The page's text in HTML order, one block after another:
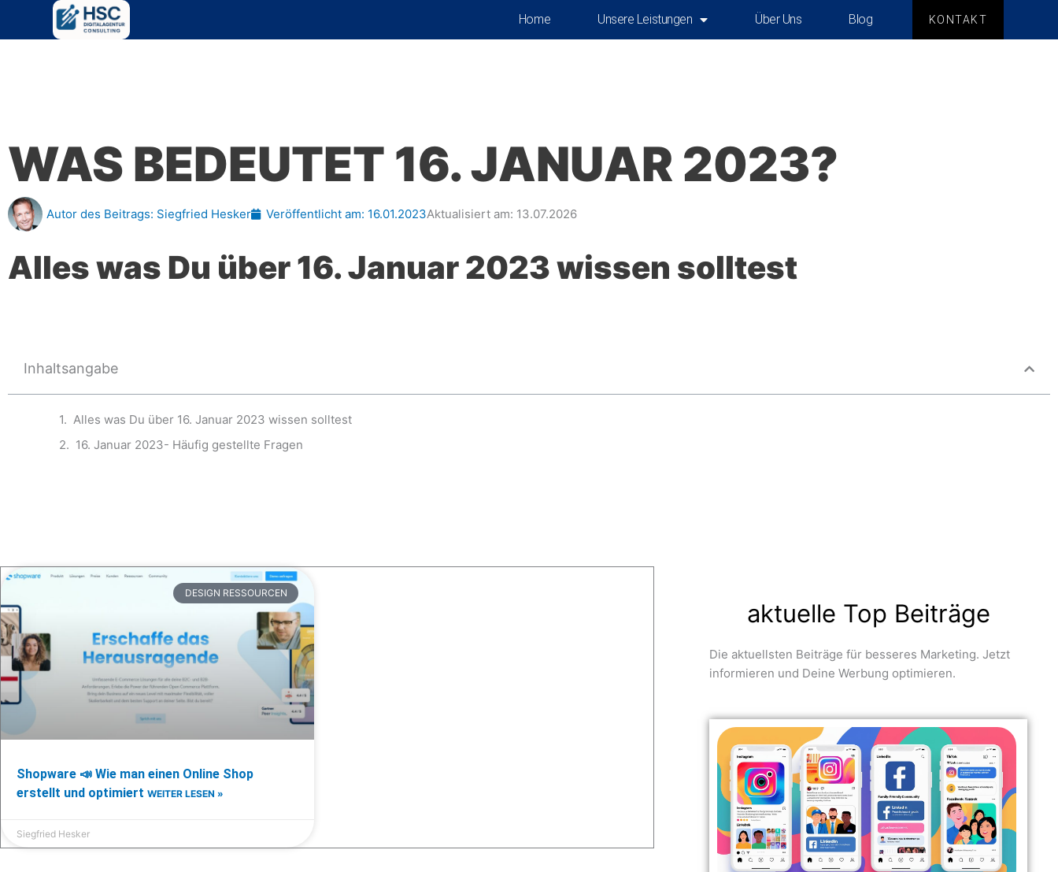
Home Unsere Leistungen Über Uns Blog KONTAKT
WAS BEDEUTET 16. JANUAR 2023?
Autor des Beitrags: Siegfried Hesker Veröffentlicht am: 16.01.2023Aktualisiert am: 13.07.2026
Alles was Du über 16. Januar 2023 wissen solltest
Inhaltsangabe
Alles was Du über 16. Januar 2023 wissen solltest
16. Januar 2023- Häufig gestellte Fragen
DESIGN RESSOURCEN
Shopware 📣 Wie man einen Online Shop
erstellt und optimiert WEITER LESEN »
Siegfried Hesker
aktuelle Top Beiträge
Die aktuellsten Beiträge für besseres Marketing. Jetzt
informieren und Deine Werbung optimieren.